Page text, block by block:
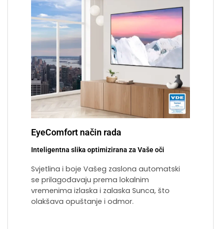
EyeComfort način rada
Inteligentna slika optimizirana za Vaše oči
Svjetlina i boje Vašeg zaslona automatski
se prilagođavaju prema lokalnim
vremenima izlaska i zalaska Sunca, što
olakšava opuštanje i odmor.